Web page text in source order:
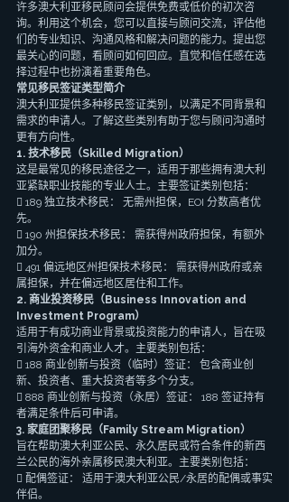
许多澳大利亚移民顾问会提供免费或低价的初次咨
询。利用这个机会，您可以直接与顾问交流，评估他
们的专业知识、沟通风格和解决问题的能力。提出您
最关心的问题，看顾问如何回应。直觉和信任感在选
择过程中也扮演着重要角色。
常见移民签证类型简介
澳大利亚提供多种移民签证类别，以满足不同背景和
需求的申请人。了解这些类别有助于您与顾问沟通时
更有方向性。
1. 技术移民（Skilled Migration）
这是最常见的移民途径之一，适用于那些拥有澳大利
亚紧缺职业技能的专业人士。主要签证类别包括：
 189 独立技术移民： 无需州担保，EOI 分数高者优
先。
 190 州担保技术移民： 需获得州政府担保，有额外
加分。
 491 偏远地区州担保技术移民： 需获得州政府或亲
属担保，并在偏远地区居住和工作。
2. 商业投资移民（Business Innovation and
Investment Program）
适用于有成功商业背景或投资能力的申请人，旨在吸
引海外资金和商业人才。主要类别包括：
 188 商业创新与投资（临时）签证： 包含商业创
新、投资者、重大投资者等多个分支。
 888 商业创新与投资（永居）签证： 188 签证持有
者满足条件后可申请。
3. 家庭团聚移民（Family Stream Migration）
旨在帮助澳大利亚公民、永久居民或符合条件的新西
兰公民的海外亲属移民澳大利亚。主要类别包括：
 配偶签证： 适用于澳大利亚公民/永居的配偶或事实
伴侣。